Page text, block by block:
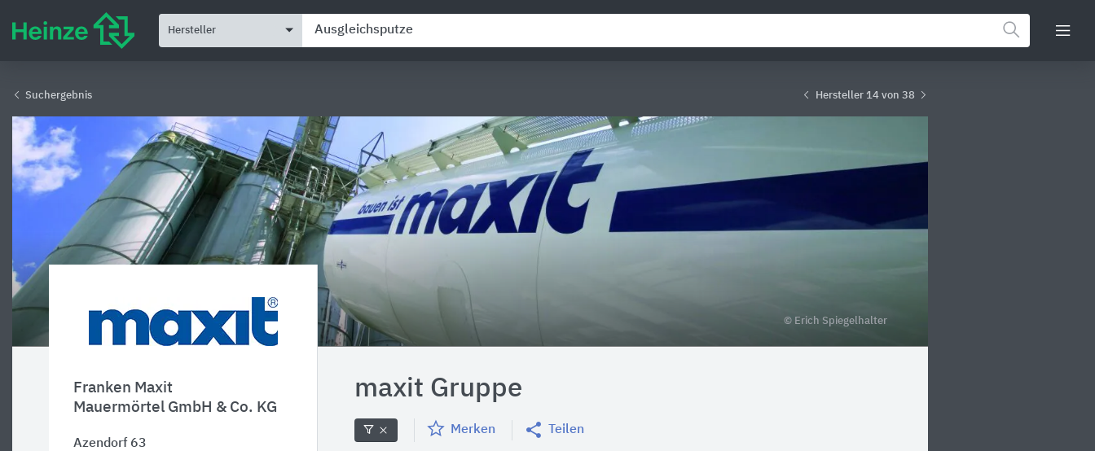
Hersteller
Suchergebnis Hersteller 14 von 38
© Erich Spiegelhalter
Franken Maxit
Mauermörtel GmbH & Co. KG
Azendorf 63
maxit Gruppe
Merken Teilen